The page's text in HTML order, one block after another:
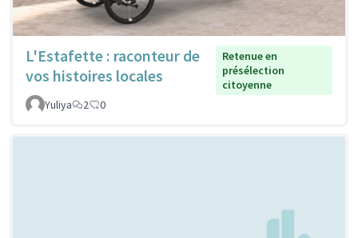
L'Estafette : raconteur de
vos histoires locales
Retenue en
présélection
citoyenne
Yuliya
2 0